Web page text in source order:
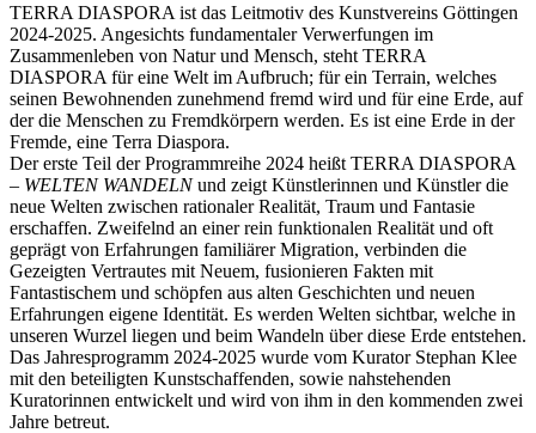
TERRA DIASPORA ist das Leitmotiv des Kunstvereins Göttingen
2024-2025. Angesichts fundamentaler Verwerfungen im
Zusammenleben von Natur und Mensch, steht TERRA
DIASPORA für eine Welt im Aufbruch; für ein Terrain, welches
seinen Bewohnenden zunehmend fremd wird und für eine Erde, auf
der die Menschen zu Fremdkörpern werden. Es ist eine Erde in der
Fremde, eine Terra Diaspora.
Der erste Teil der Programmreihe 2024 heißt TERRA DIASPORA
– WELTEN WANDELNund zeigt Künstlerinnen und Künstler die
neue Welten zwischen rationaler Realität, Traum und Fantasie
erschaffen. Zweifelnd an einer rein funktionalen Realität und oft
geprägt von Erfahrungen familiärer Migration, verbinden die
Gezeigten Vertrautes mit Neuem, fusionieren Fakten mit
Fantastischem und schöpfen aus alten Geschichten und neuen
Erfahrungen eigene Identität. Es werden Welten sichtbar, welche in
unseren Wurzel liegen und beim Wandeln über diese Erde entstehen.
Das Jahresprogramm 2024-2025 wurde vom Kurator Stephan Klee
mit den beteiligten Kunstschaffenden, sowie nahstehenden
Kuratorinnen entwickelt und wird von ihm in den kommenden zwei
Jahre betreut.